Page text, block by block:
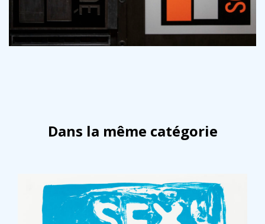
Dans la même catégorie